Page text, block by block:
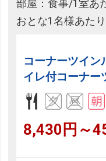
部屋：食事/1室あ
おとな1名様あた
コーナーツイン
イレ付コーナー
8,430円～